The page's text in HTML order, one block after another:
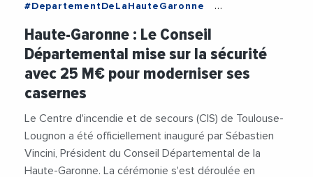
#DepartementDeLaHauteGaronne
#Pompiers
#SDIS
#SebastienVincini
#Securite
#Videos
Haute-Garonne : Le Conseil
Départemental mise sur la sécurité
avec 25 M€ pour moderniser ses
casernes
Le Centre d'incendie et de secours (CIS) de Toulouse-
Lougnon a été officiellement inauguré par Sébastien
Vincini, Président du Conseil Départemental de la
Haute-Garonne. La cérémonie s'est déroulée en